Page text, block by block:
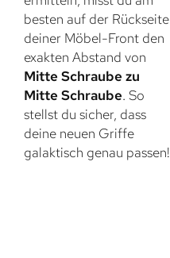
besten auf der Rückseite
deiner Möbel-Front den
exakten Abstand von
Mitte Schraube zu
Mitte Schraube. So
stellst du sicher, dass
deine neuen Griffe
galaktisch genau passen!